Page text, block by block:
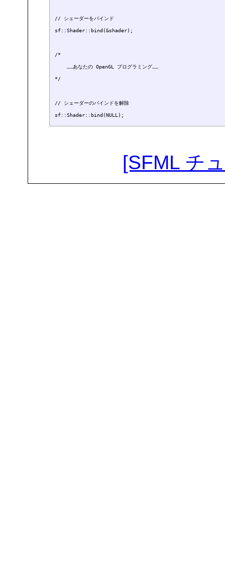
// シェーダーをバインド
sf::Shader::bind(&shader);
/*
    ……あなたの OpenGL プログラミング……
*/
// シェーダーのバインドを解除
[SFML チ